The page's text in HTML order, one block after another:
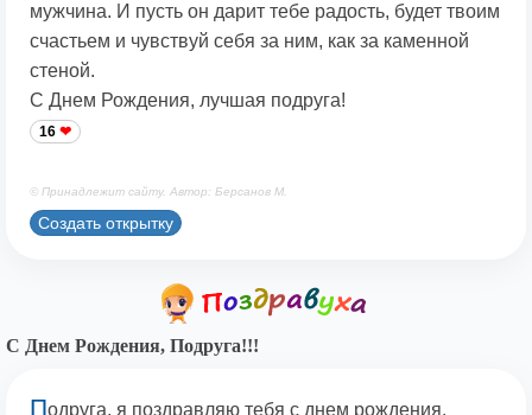
мужчина. И пусть он дарит тебе радость, будет твоим
счастьем и чувствуй себя за ним, как за каменной
стеной.
С Днем Рождения, лучшая подруга!
16
© Принадлежит сайту. Автор: Берсанов М.
Создать открытку
С Днем Рождения, Подруга!!!
Подруга, я поздравляю тебя с днем рождения.